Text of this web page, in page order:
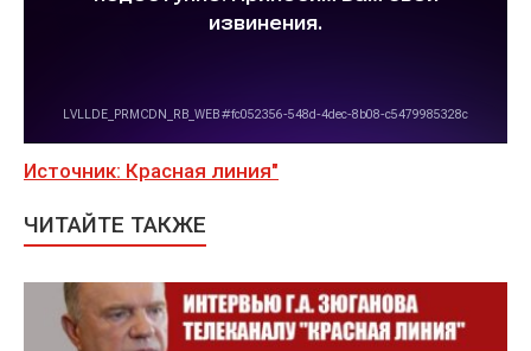
Источник: Красная линия"
ЧИТАЙТЕ ТАКЖЕ